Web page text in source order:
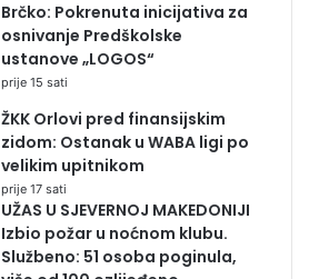
Brčko: Pokrenuta inicijativa za
osnivanje Predškolske
ustanove „LOGOS“
prije 15 sati
ŽKK Orlovi pred finansijskim
zidom: Ostanak u WABA ligi po
velikim upitnikom
prije 17 sati
UŽAS U SJEVERNOJ MAKEDONIJI
Izbio požar u noćnom klubu.
Službeno: 51 osoba poginula,